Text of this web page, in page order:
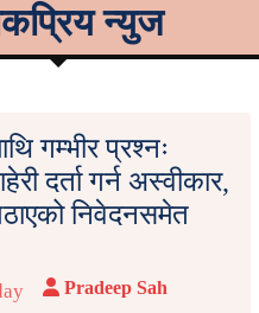
न्युज
गम्भीर प्रश्नः
दर्ता गर्न अस्वीकार,
निवेदनसमेत
Pradeep Sah